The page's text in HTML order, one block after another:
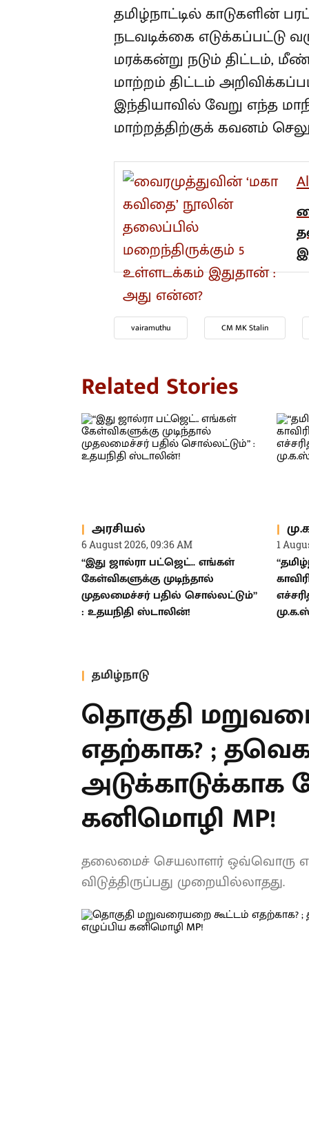
தமிழ்நாட்டில் காடுகளின்
நடவடிக்கை எடுக்கப்பட்டு
மரக்கன்று நடும் திட்டம்,
மாற்றம் திட்டம்
இந்தியாவில் வேறு எந்த
மாற்றத்திற்குக் கவனம்
vairamuthu CM MK Stalin
Related Stories
அரசியல்
6 August 2026, 09:36 AM
“இது ஜால்ரா பட்ஜெட்.. எங்கள்
கேள்விகளுக்கு முடிந்தால்
முதலமைச்சர் பதில் சொல்லட்டும்”
: உதயநிதி ஸ்டாலின்!
1
தமிழ்நாடு
தொகுதி
எதற்காக? ;
:
எழுப்பிய
தலைமைச் செயலாளர் ஒவ்வொரு
விடுத்திருப்பது முறையில்லாதது.